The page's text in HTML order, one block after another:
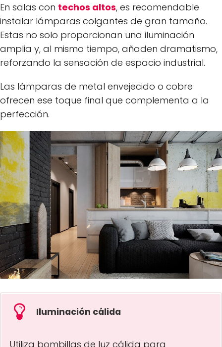
En salas con techos altos, es recomendable
instalar lámparas colgantes de gran tamaño.
Estas no solo proporcionan una iluminación
amplia y, al mismo tiempo, añaden dramatismo,
reforzando la sensación de espacio industrial.
Las lámparas de metal envejecido o cobre
ofrecen ese toque final que complementa a la
perfección.
Iluminación cálida
Utiliza bombillas de luz cálida para